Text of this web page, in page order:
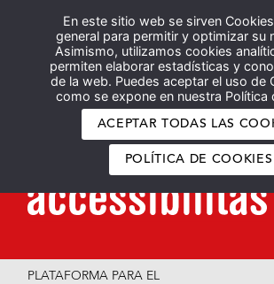
En este sitio web se sirven
general para permitir y optimizar su
Asimismo, utilizamos cookies
permiten elaborar estadísticas y
de la web. Puedes aceptar el uso de
como se expone en nuestra Política
ACEPTAR TODAS LAS
POLÍTICA DE COOKIES
PLATAFORMA PARA EL